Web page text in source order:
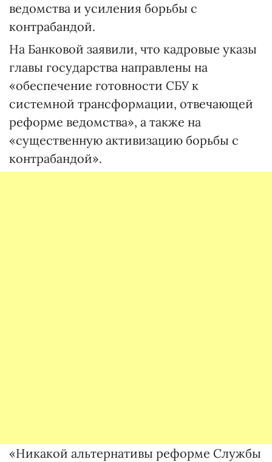
ведомства и усиления борьбы с
контрабандой.
На Банковой заявили, что кадровые указы
главы государства направлены на
«обеспечение готовности СБУ к
системной трансформации, отвечающей
реформе ведомства», а также на
«существенную активизацию борьбы с
контрабандой».
«Никакой альтернативы реформе Службы